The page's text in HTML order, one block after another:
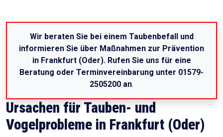
Wir beraten Sie bei einem Taubenbefall und
informieren Sie über Maßnahmen zur Prävention
in Frankfurt (Oder). Rufen Sie uns für eine
Beratung oder Terminvereinbarung unter 01579-
2505200 an.
Ursachen für Tauben- und
Vogelprobleme in Frankfurt (Oder)